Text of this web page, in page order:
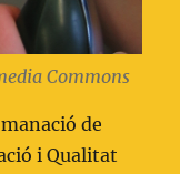
Commons
de
i Qualitat